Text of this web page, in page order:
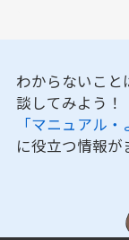
わからないこと
談してみよう！
「マニュアル
に役立つ情報が